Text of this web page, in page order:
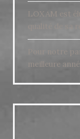
LOXAM est
qualité de sa
Pour notre
meilleure